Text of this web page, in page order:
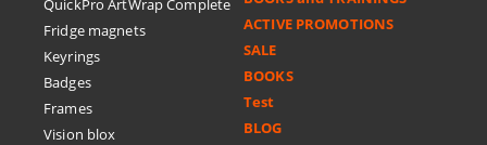
QuickPro ArtWrap Complete
Fridge magnets
Keyrings
Badges
Frames
Vision blox
ACTIVE PROMOTIONS
SALE
BOOKS
Test
BLOG